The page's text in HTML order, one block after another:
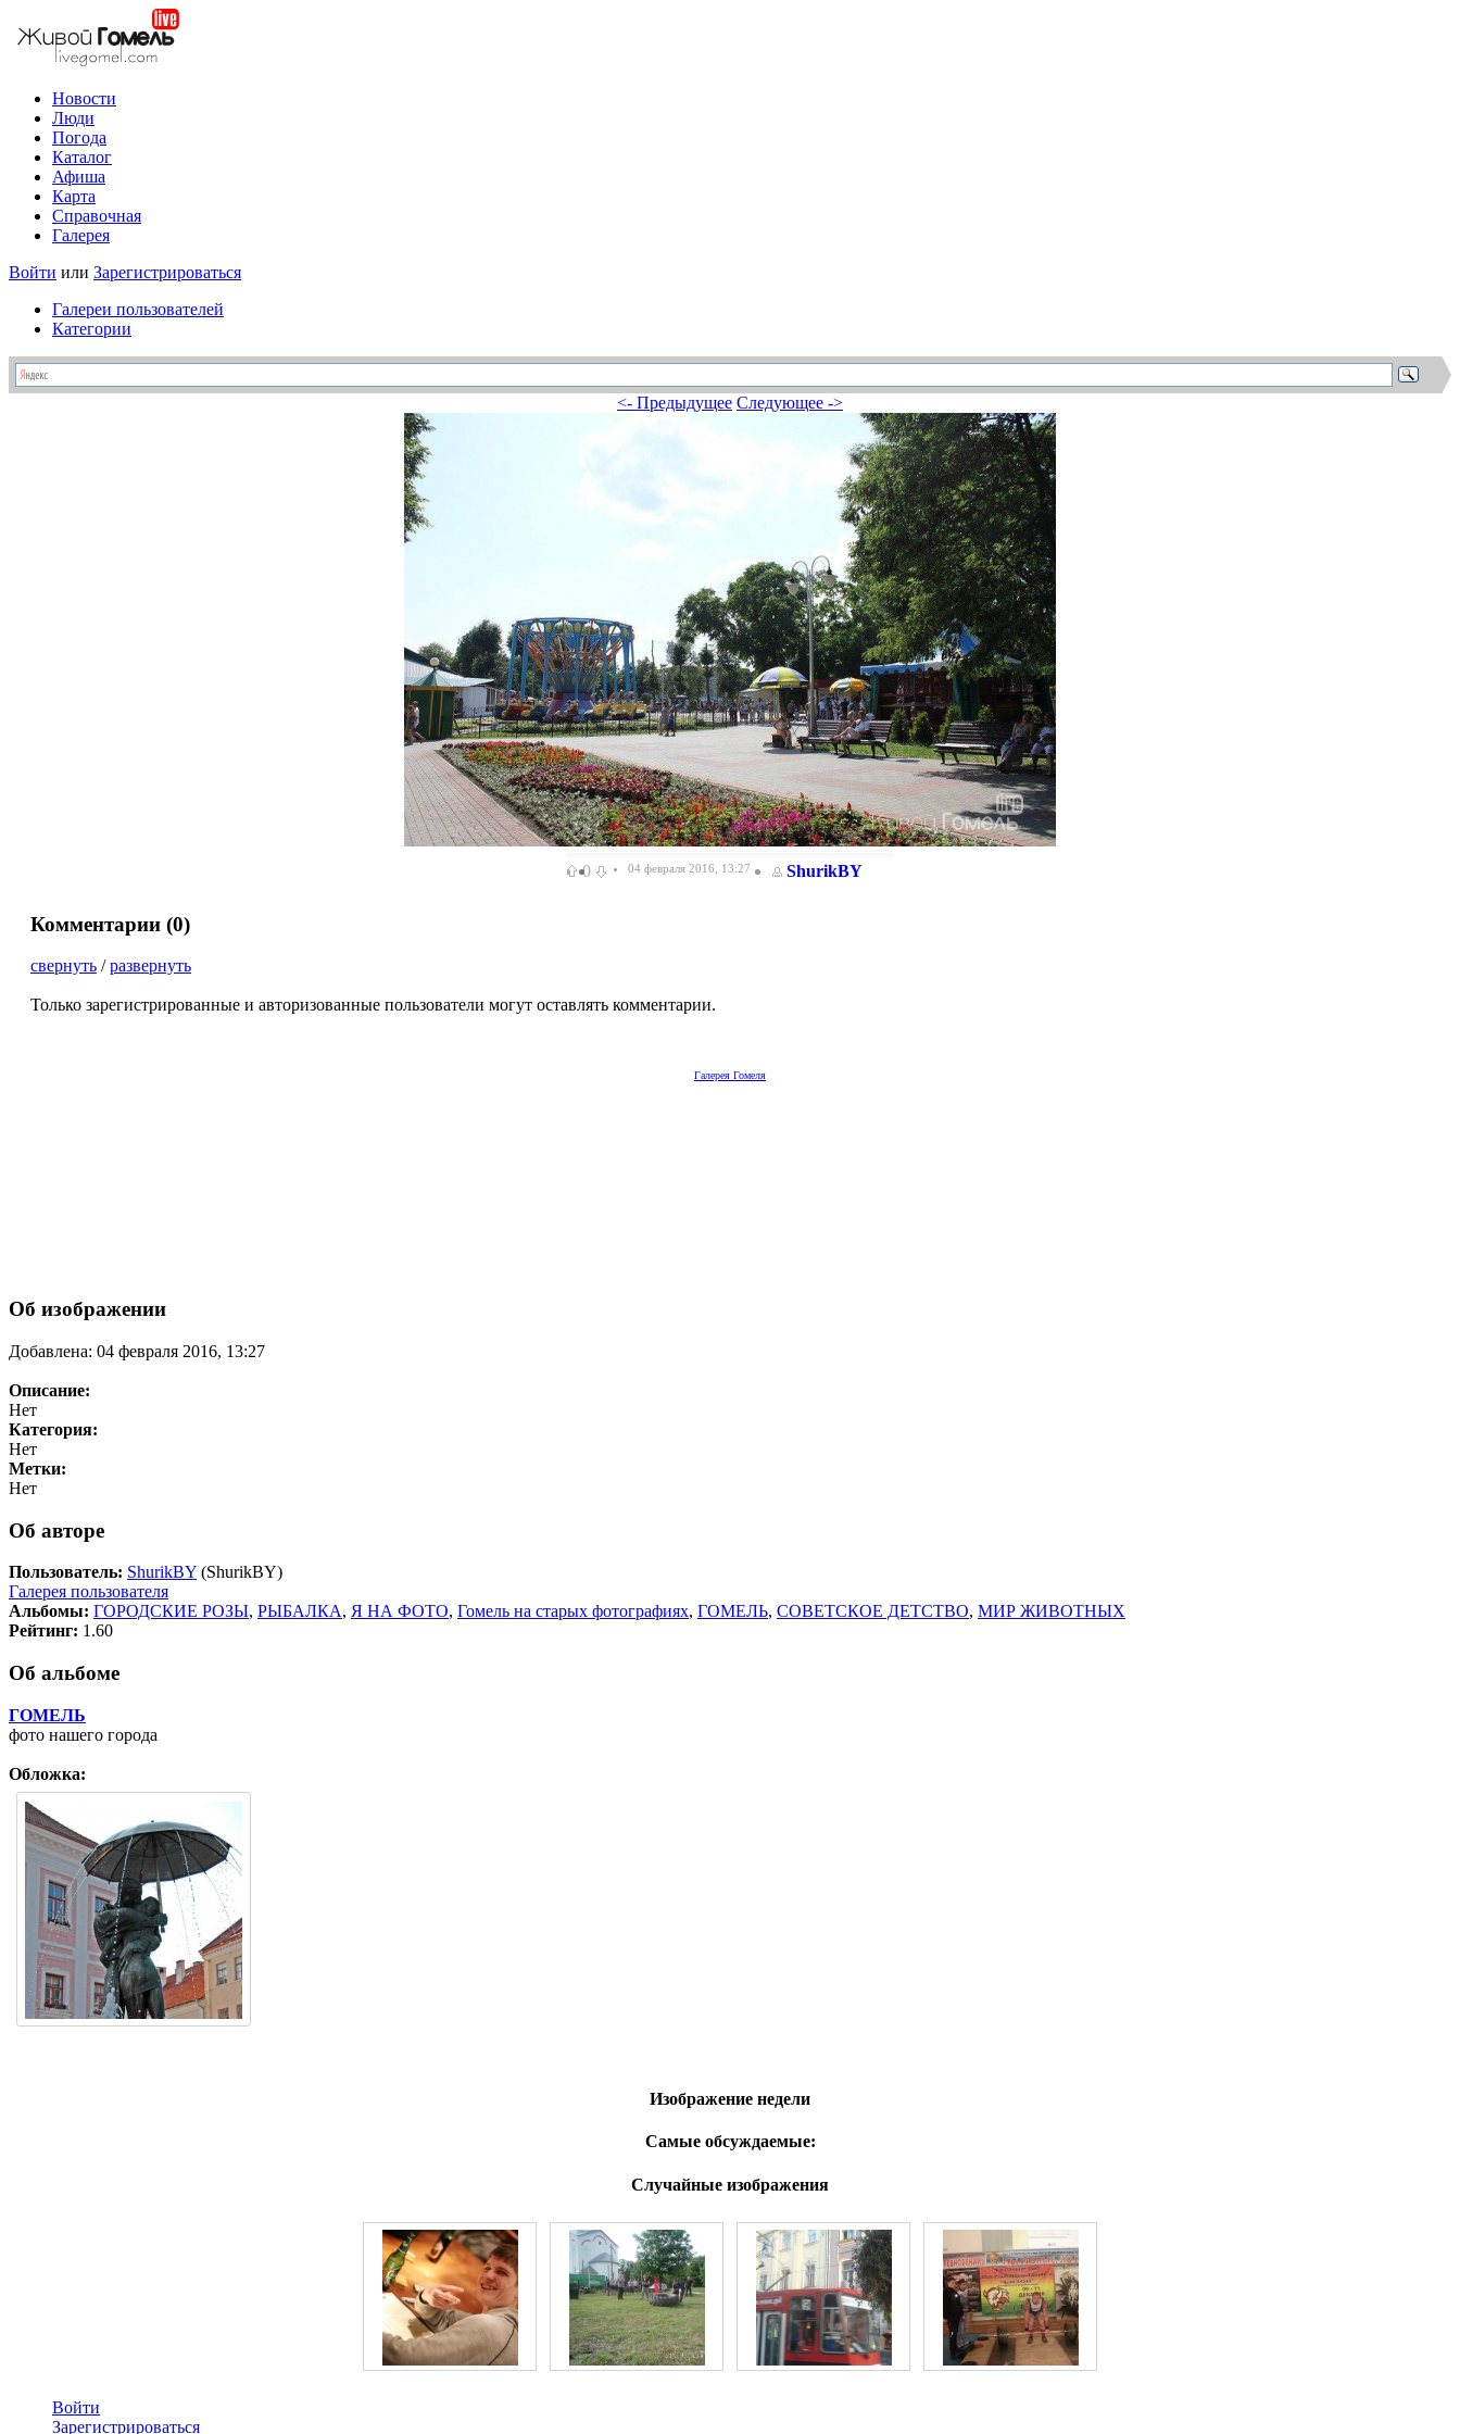
Новости
Люди
Погода
Каталог
Афиша
Карта
Справочная
Галерея
Войти или Зарегистрироваться
Галереи пользователей
Категории
<- Предыдущее Следующее ->
0 04 февраля 2016, 13:27 ShurikBY
Комментарии (0)
свернуть /развернуть
Только зарегистрированные и авторизованные пользователи могут оставлять комментарии.
Галерея Гомеля
Об изображении
Добавлена: 04 февраля 2016, 13:27
Описание:
Нет
Категория:
Нет
Метки:
Нет
Об авторе
Пользователь: ShurikBY (ShurikBY)
Галерея пользователя
Альбомы: ГОРОДСКИЕ РОЗЫ, РЫБАЛКА, Я НА ФОТО, Гомель на старых фотографиях, ГОМЕЛЬ, СОВЕТСКОЕ ДЕТСТВО, МИР ЖИВОТНЫХ
Рейтинг: 1.60
Об альбоме
ГОМЕЛЬ
фото нашего города
Обложка:
Изображение недели
Самые обсуждаемые:
Случайные изображения
Войти
Зарегистрироваться